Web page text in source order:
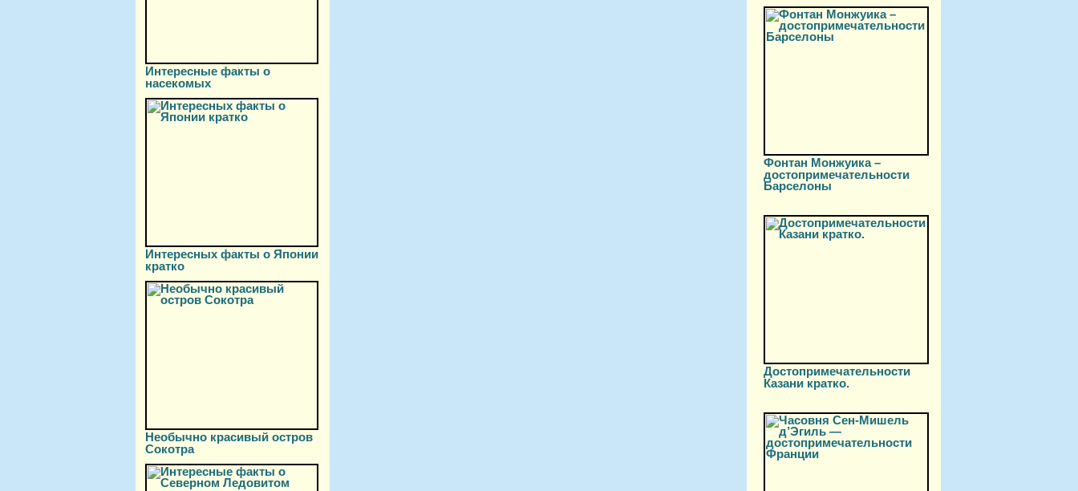
Интересные факты о
насекомых
Интересных факты о Японии
кратко
Необычно красивый остров
Сокотра
Фонтан Монжуика –
достопримечательности
Барселоны
Достопримечательности
Казани кратко.